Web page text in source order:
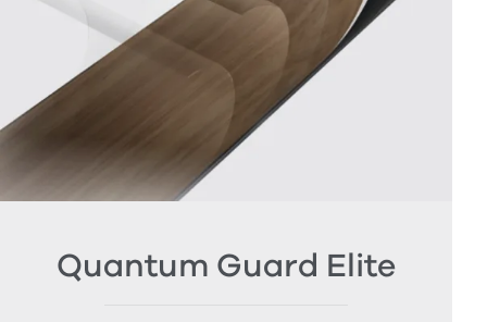
Quantum Guard Elite